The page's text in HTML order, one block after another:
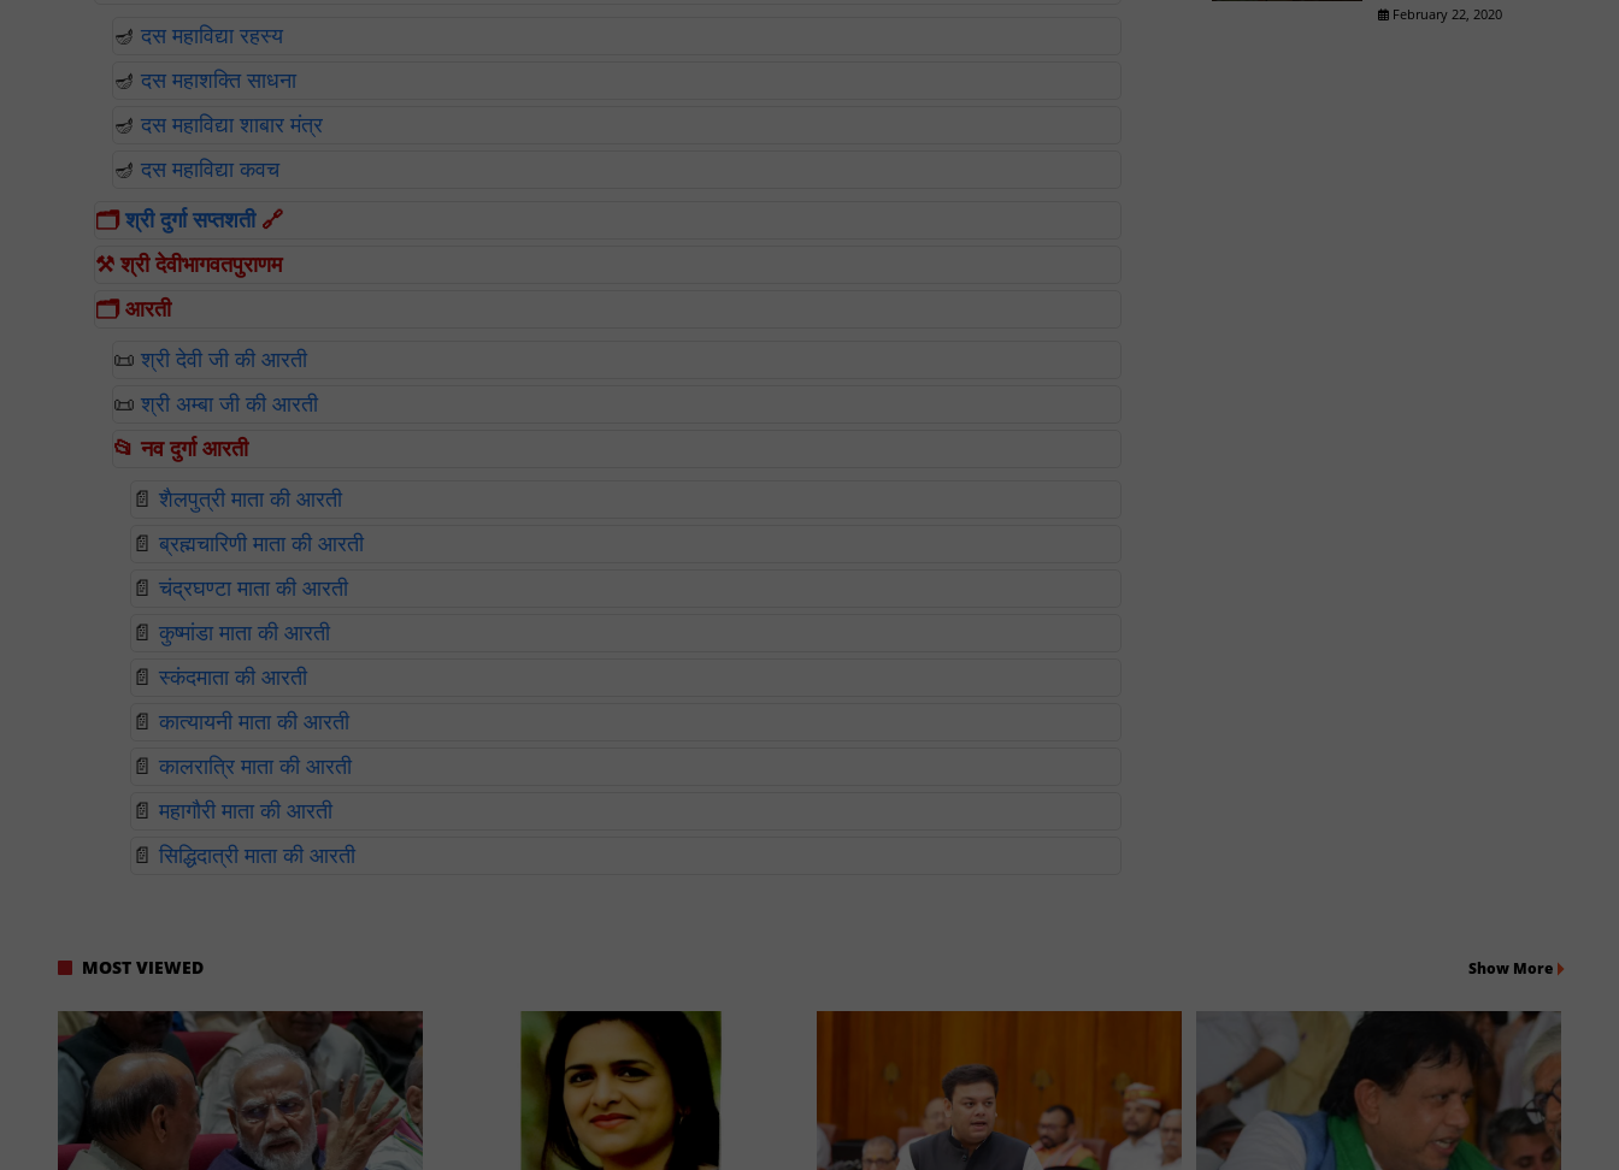
🪔 दस महाविद्या रहस्य
🪔 दस महाशक्ति साधना
🪔 दस महाविद्या शाबार मंत्र
🪔 दस महाविद्या कवच
🗂️ श्री दुर्गा सप्तशती🔗
⚒️ श्री देवीभागवतपुराणम
🗂️ आरती
📜 श्री देवी जी की आरती
📜 श्री अम्बा जी की आरती
📂 नव दुर्गा आरती
📄 शैलपुत्री माता की आरती
📄 ब्रह्मचारिणी माता की आरती
📄 चंद्रघण्टा माता की आरती
📄 कुष्मांडा माता की आरती
📄 स्कंदमाता की आरती
📄 कात्यायनी माता की आरती
📄 कालरात्रि माता की आरती
📄 महागौरी माता की आरती
📄 सिद्धिदात्री माता की आरती
February 22, 2020
MOST VIEWED Show More